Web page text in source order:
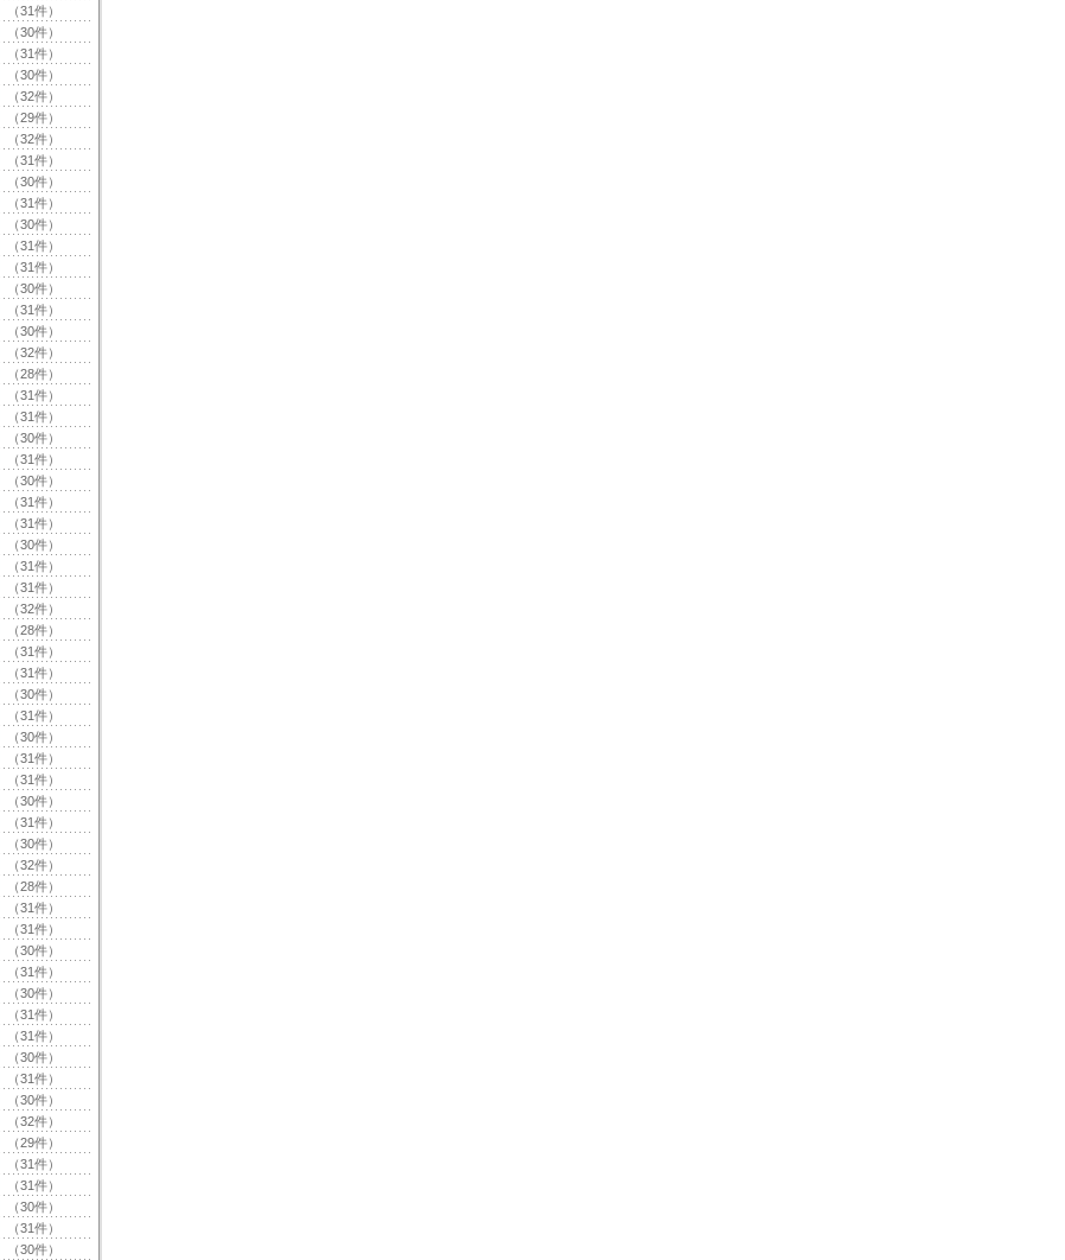
（31件）
（30件）
（31件）
（30件）
（32件）
（29件）
（32件）
（31件）
（30件）
（31件）
（30件）
（31件）
（31件）
（30件）
（31件）
（30件）
（32件）
（28件）
（31件）
（31件）
（30件）
（31件）
（30件）
（31件）
（31件）
（30件）
（31件）
（31件）
（32件）
（28件）
（31件）
（31件）
（30件）
（31件）
（30件）
（31件）
（31件）
（30件）
（31件）
（30件）
（32件）
（28件）
（31件）
（31件）
（30件）
（31件）
（30件）
（31件）
（31件）
（30件）
（31件）
（30件）
（32件）
（29件）
（31件）
（31件）
（30件）
（31件）
（30件）